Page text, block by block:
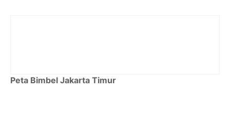
Peta Bimbel Jakarta Timur